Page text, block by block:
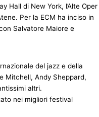
Hall di New York, l’Alte Oper
Per la ECM ha inciso in
Salvatore Maiore e
del jazz e della
Mitchell, Andy Sheppard,
altri.
nei migliori festival